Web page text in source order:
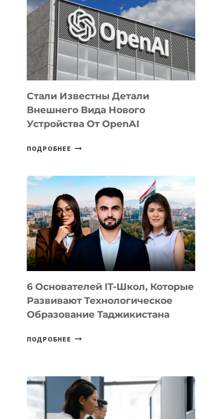
ЗАДАЧИ
ПО
РАЗВИТИЮ
ЭКОСИСТЕМЫ
ИСКУССТВЕННОГО
ИНТЕЛЛЕКТА
Стали Известны Детали
Внешнего Вида Нового
Устройства От OpenAI
ПОДРОБНЕЕ СТАЛИ
ВНЕШНЕГО
ВИДА
НОВОГО
УСТРОЙСТВА
ОТ
OPENAI
6 Основателей IT-Школ, Которые
Развивают Технологическое
Образование Таджикистана
ПОДРОБНЕЕ 6
КОТОРЫЕ
РАЗВИВАЮТ
ТЕХНОЛОГИЧЕСКОЕ